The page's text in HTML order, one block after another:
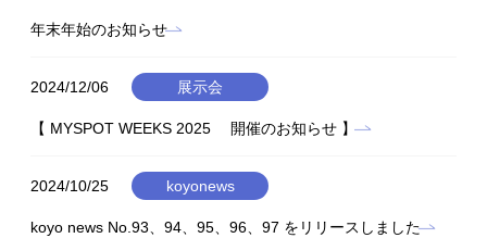
年末年始のお知らせ
2024/12/06 展示会
【 MYSPOT WEEKS 2025 開催のお知らせ 】
2024/10/25 koyonews
koyo news No.93、94、95、96、97 をリリースしました